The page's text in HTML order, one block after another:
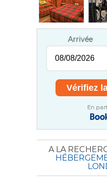
Arrivée
En
A LA